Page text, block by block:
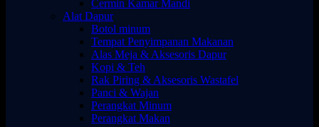
Cermin Kamar Mandi
Alat Dapur
Botol minum
Tempat Penyimpanan Makanan
Alas Meja & Aksesoris Dapur
Kopi & Teh
Rak Piring & Aksesoris Wastafel
Panci & Wajan
Perangkat Minum
Perangkat Makan